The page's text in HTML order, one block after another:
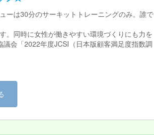
ーは30分のサーキットトレーニングのみ。誰で
。同時に女性が働きやすい環境づくりにも力を
会「2022年度JCSI（日本版顧客満足度指数調